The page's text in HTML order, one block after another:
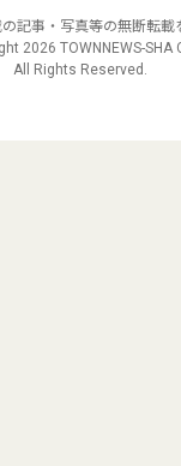
記事・写真等の無断転載
2026 TOWNNEWS-SHA
All Rights Reserved.